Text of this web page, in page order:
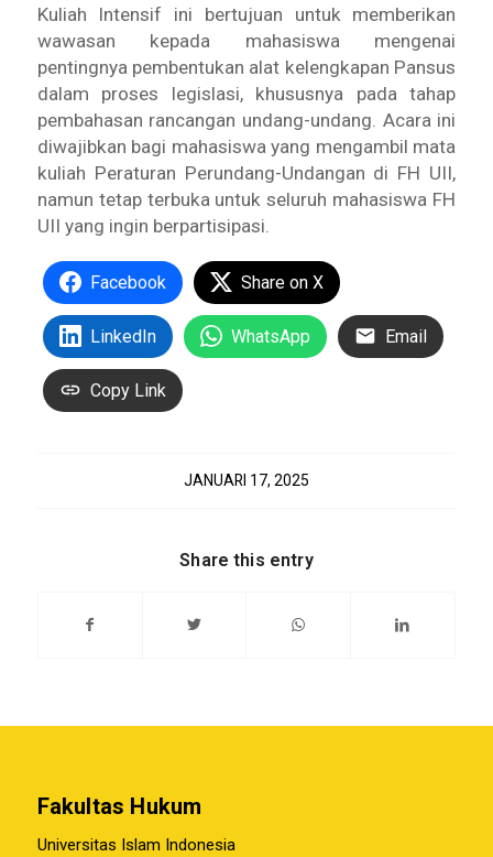
Kuliah Intensif ini bertujuan untuk memberikan
wawasan kepada mahasiswa mengenai
pentingnya pembentukan alat kelengkapan Pansus
dalam proses legislasi, khususnya pada tahap
pembahasan rancangan undang-undang. Acara ini
diwajibkan bagi mahasiswa yang mengambil mata
kuliah Peraturan Perundang-Undangan di FH UII,
namun tetap terbuka untuk seluruh mahasiswa FH
UII yang ingin berpartisipasi.
Facebook Share on X
LinkedIn WhatsApp Email
Copy Link
JANUARI 17, 2025
Share this entry
Fakultas Hukum
Universitas Islam Indonesia